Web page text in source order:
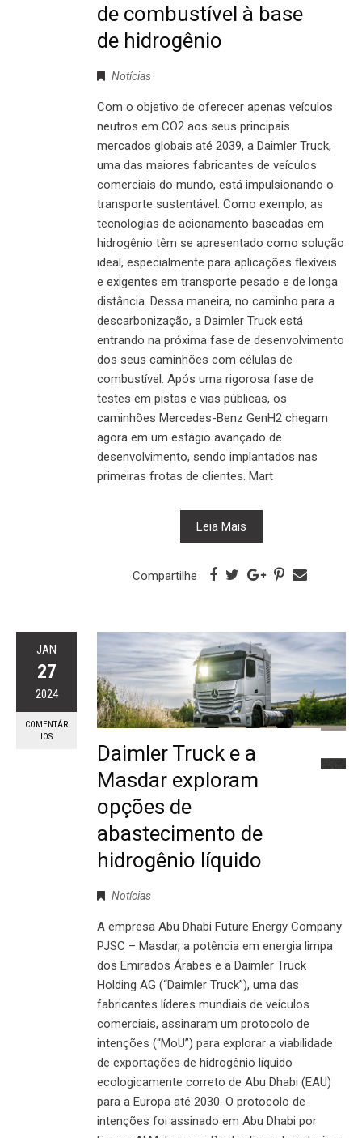
de combustível à base
de hidrogênio
Notícias
Com o objetivo de oferecer apenas veículos
neutros em CO2 aos seus principais
mercados globais até 2039, a Daimler Truck,
uma das maiores fabricantes de veículos
comerciais do mundo, está impulsionando o
transporte sustentável. Como exemplo, as
tecnologias de acionamento baseadas em
hidrogênio têm se apresentado como solução
ideal, especialmente para aplicações flexíveis
e exigentes em transporte pesado e de longa
distância. Dessa maneira, no caminho para a
descarbonização, a Daimler Truck está
entrando na próxima fase de desenvolvimento
dos seus caminhões com células de
combustível. Após uma rigorosa fase de
testes em pistas e vias públicas, os
caminhões Mercedes-Benz GenH2 chegam
agora em um estágio avançado de
desenvolvimento, sendo implantados nas
primeiras frotas de clientes. Mart
Leia Mais
Compartilhe
JAN
27
2024
COMENTÁR
IOS
Daimler Truck e a
Masdar exploram
opções de
abastecimento de
hidrogênio líquido
Notícias
A empresa Abu Dhabi Future Energy Company
PJSC – Masdar, a potência em energia limpa
dos Emirados Árabes e a Daimler Truck
Holding AG (“Daimler Truck”), uma das
fabricantes líderes mundiais de veículos
comerciais, assinaram um protocolo de
intenções (“MoU”) para explorar a viabilidade
de exportações de hidrogênio líquido
ecologicamente correto de Abu Dhabi (EAU)
para a Europa até 2030. O protocolo de
intenções foi assinado em Abu Dhabi por